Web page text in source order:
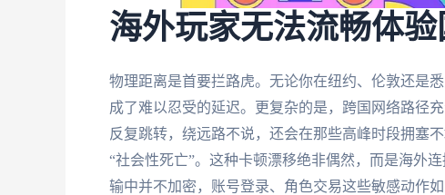
海外玩家无法流畅体
物理距离是首要拦路虎。无论你在纽约、伦敦还是
成了难以忍受的延迟。更复杂的是，跨国网络路径
反复跳转，绕远路不说，还会在那些高峰时段拥塞
“社会性死亡”。这种卡顿漂移绝非偶然，而是海外
输中并不加密，账号登录、角色交易这些敏感动作